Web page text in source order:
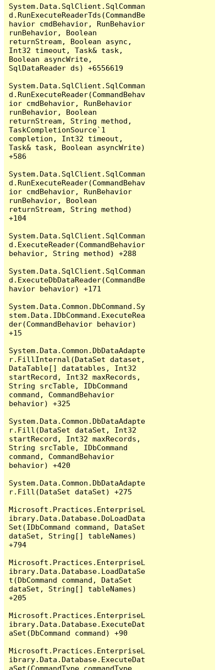
System.Data.SqlClient.SqlComman
d.RunExecuteReaderTds(CommandBe
havior cmdBehavior, RunBehavior
runBehavior, Boolean
returnStream, Boolean async,
Int32 timeout, Task& task,
Boolean asyncWrite,
SqlDataReader ds) +6556619
System.Data.SqlClient.SqlComman
d.RunExecuteReader(CommandBehav
ior cmdBehavior, RunBehavior
runBehavior, Boolean
returnStream, String method,
TaskCompletionSource`1
completion, Int32 timeout,
Task& task, Boolean asyncWrite)
+586
System.Data.SqlClient.SqlComman
d.RunExecuteReader(CommandBehav
ior cmdBehavior, RunBehavior
runBehavior, Boolean
returnStream, String method)
+104
System.Data.SqlClient.SqlComman
d.ExecuteReader(CommandBehavior
behavior, String method) +288
System.Data.SqlClient.SqlComman
d.ExecuteDbDataReader(CommandBe
havior behavior) +171
System.Data.Common.DbCommand.Sy
stem.Data.IDbCommand.ExecuteRea
der(CommandBehavior behavior)
+15
System.Data.Common.DbDataAdapte
r.FillInternal(DataSet dataset,
DataTable[] datatables, Int32
startRecord, Int32 maxRecords,
String srcTable, IDbCommand
command, CommandBehavior
behavior) +325
System.Data.Common.DbDataAdapte
r.Fill(DataSet dataSet, Int32
startRecord, Int32 maxRecords,
String srcTable, IDbCommand
command, CommandBehavior
behavior) +420
System.Data.Common.DbDataAdapte
r.Fill(DataSet dataSet) +275
Microsoft.Practices.EnterpriseL
ibrary.Data.Database.DoLoadData
Set(IDbCommand command, DataSet
dataSet, String[] tableNames)
+794
Microsoft.Practices.EnterpriseL
ibrary.Data.Database.LoadDataSe
t(DbCommand command, DataSet
dataSet, String[] tableNames)
+205
Microsoft.Practices.EnterpriseL
ibrary.Data.Database.ExecuteDat
aSet(DbCommand command) +90
Microsoft.Practices.EnterpriseL
ibrary.Data.Database.ExecuteDat
aSet(CommandType commandType,